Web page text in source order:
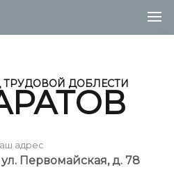
ТРУДОВОЙ ДОБЛЕСТИ
адрес
ул. Первомайская, д. 78